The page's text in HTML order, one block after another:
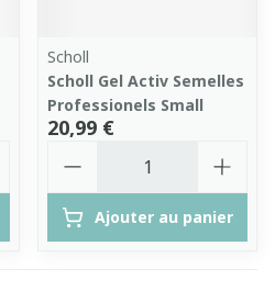
Scholl
Scholl Gel Activ Semelles
Professionels Small
20,99 €
Ajouter au panier